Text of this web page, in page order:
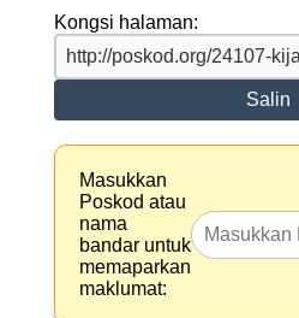
Kongsi halaman:
Salin
Masukkan
Poskod atau
nama
bandar untuk
memaparkan
maklumat: